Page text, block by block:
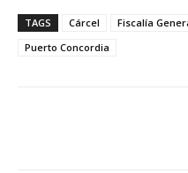
TAGS Cárcel Fiscalía
Puerto Concordia